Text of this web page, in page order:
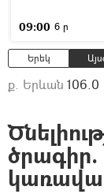
09:00 6 ր
Երեկ
ք. Երևան 106.0
ծրագիր.